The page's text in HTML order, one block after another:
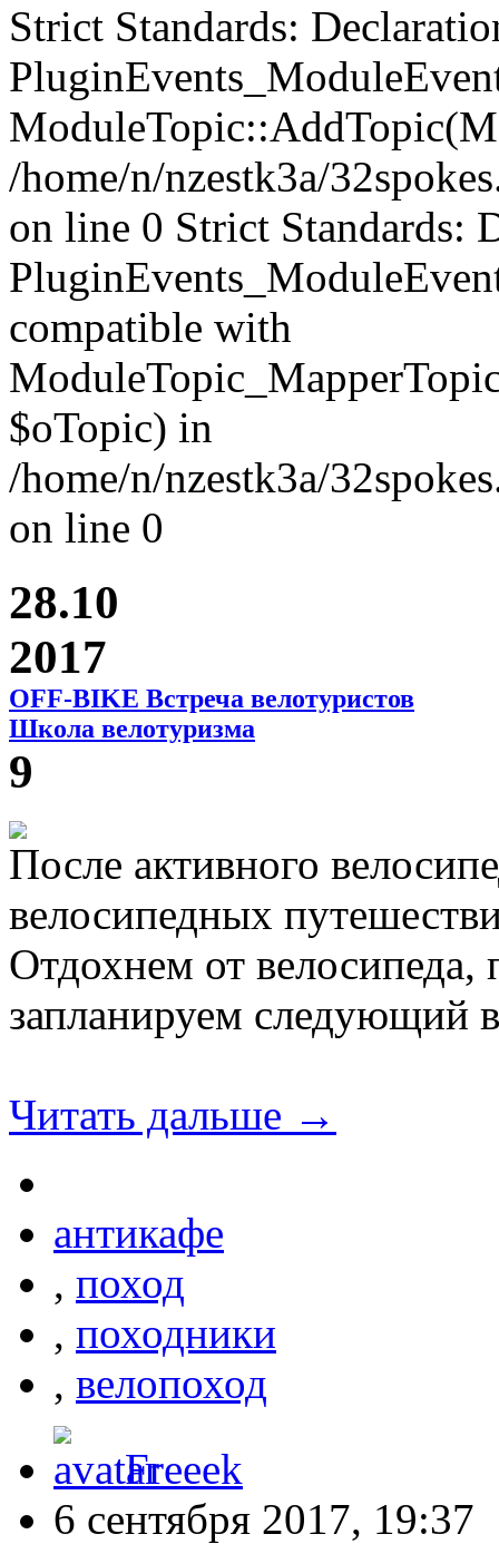
Strict Standards:
/home/n/nzestk3a/
on line 0 Strict Standards:
compatible with
$oTopic) in
/home/n/nzestk3a/
on line 0
28.10
2017
OFF-BIKE Встреча велотуристов
Школа велотуризма
9
После активного
велосипедных
Отдохнем от
запланируем следующий
Читать дальше →
антикафе
, поход
, походники
, велопоход
Freeek
6 сентября 2017, 19:37